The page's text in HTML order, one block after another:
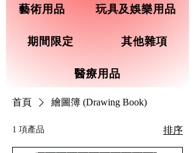
藝術用品 玩具及娛樂用品
期間限定 其他雜項
醫療用品
首頁 繪圖簿 (Drawing Book)
1 項產品 排序